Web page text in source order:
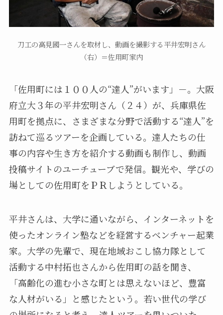
刀工の高見國一さんを取材し、動画を撮影する平井宏明さん
（右）＝佐用町家内
「佐用町には１００人の“達人”がいます」－。大阪
府立大３年の平井宏明さん（２４）が、兵庫県佐
用町を拠点に、さまざまな分野で活動する“達人”を
訪ねて巡るツアーを企画している。達人たちの仕
事の内容や生き方を紹介する動画も制作し、動画
投稿サイトのユーチューブで発信。観光や、学びの
場としての佐用町をＰＲしようとしている。
平井さんは、大学に通いながら、インターネットを
使ったオンライン塾などを経営するベンチャー起業
家。大学の先輩で、現在地域おこし協力隊として
活動する中村拓也さんから佐用町の話を聞き、
「高齢化の進む小さな町とは思えないほど、豊富
な人材がいる」と感じたという。若い世代の学び